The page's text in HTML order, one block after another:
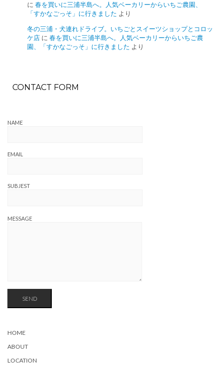
に 春を買いに三浦半島へ。人気ベーカリーからいちご農園、
「すかなごっそ」に行きました より
冬の三浦・犬連れドライブ。いちごとスイーツショップとコロッ
ケ店 に 春を買いに三浦半島へ。人気ベーカリーからいちご農
園、「すかなごっそ」に行きました より
CONTACT FORM
NAME
EMAIL
SUBJEST
MESSAGE
HOME
ABOUT
LOCATION